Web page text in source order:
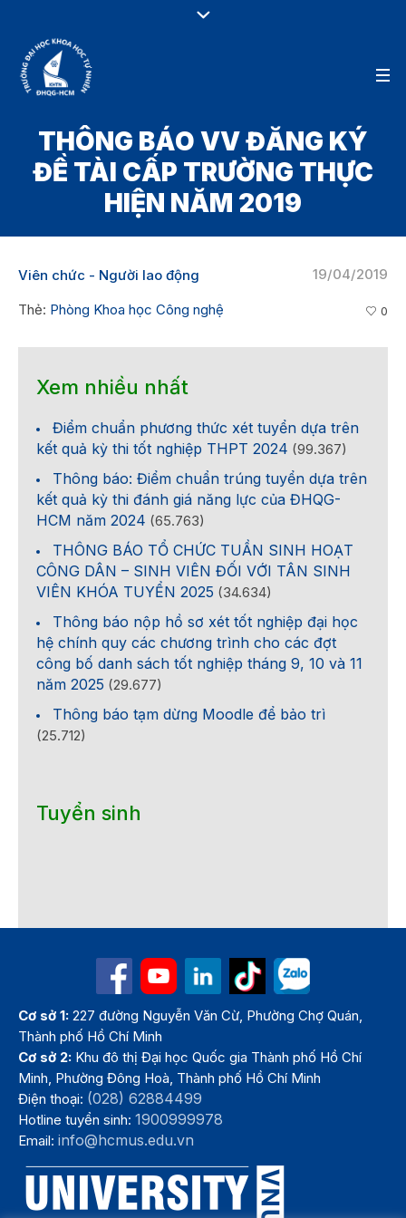
THÔNG BÁO VV ĐĂNG KÝ
ĐỀ TÀI CẤP TRƯỜNG THỰC
HIỆN NĂM 2019
19/04/2019
Viên chức - Người lao động
Thẻ: Phòng Khoa học Công nghệ 0
Xem nhiều nhất
Điểm chuẩn phương thức xét tuyển dựa trên
kết quả kỳ thi tốt nghiệp THPT 2024 (99.367)
Thông báo: Điểm chuẩn trúng tuyển dựa trên
kết quả kỳ thi đánh giá năng lực của ĐHQG-
HCM năm 2024 (65.763)
THÔNG BÁO TỔ CHỨC TUẦN SINH HOẠT
CÔNG DÂN – SINH VIÊN ĐỐI VỚI TÂN SINH
VIÊN KHÓA TUYỂN 2025 (34.634)
Thông báo nộp hồ sơ xét tốt nghiệp đại học
hệ chính quy các chương trình cho các đợt
công bố danh sách tốt nghiệp tháng 9, 10 và 11
năm 2025 (29.677)
Thông báo tạm dừng Moodle để bảo trì
(25.712)
Tuyển sinh
Cơ sở 1: 227 đường Nguyễn Văn Cừ, Phường Chợ Quán,
Thành phố Hồ Chí Minh
Cơ sở 2: Khu đô thị Đại học Quốc gia Thành phố Hồ Chí
Minh, Phường Đông Hoà, Thành phố Hồ Chí Minh
Điện thoại: (028) 62884499
Hotline tuyển sinh:1900999978
Email:info@hcmus.edu.vn